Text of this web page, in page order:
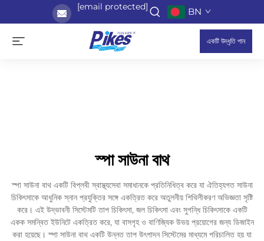
[email protected] BN
একটি উদ্ধৃতি পান
স্পা সাউনা বাথ
স্পা সাউনা বাথ একটি বিপ্লবী স্বাস্থ্যসেবা সমাধানকে প্রতিনিধিত্ব করে যা ঐতিহ্যগত সাউনা
চিকিৎসাকে আধুনিক স্নান প্রযুক্তির সঙ্গে একত্রিত করে অতুলনীয় শিথিলীকরণ অভিজ্ঞতা সৃষ্টি
করে। এই উদ্ভাবনী সিস্টেমটি তাপ চিকিৎসা, জল চিকিৎসা এবং সুগন্ধি চিকিৎসাকে একটি
একক সমন্বিত ইউনিটে একত্রিত করে, যা বাসগৃহ ও বাণিজ্যিক উভয় প্রয়োগের জন্য ডিজাইন
করা হয়েছে। স্পা সাউনা বাথ একটি উন্নত তাপ উৎপাদন সিস্টেমের মাধ্যমে পরিচালিত হয় যা